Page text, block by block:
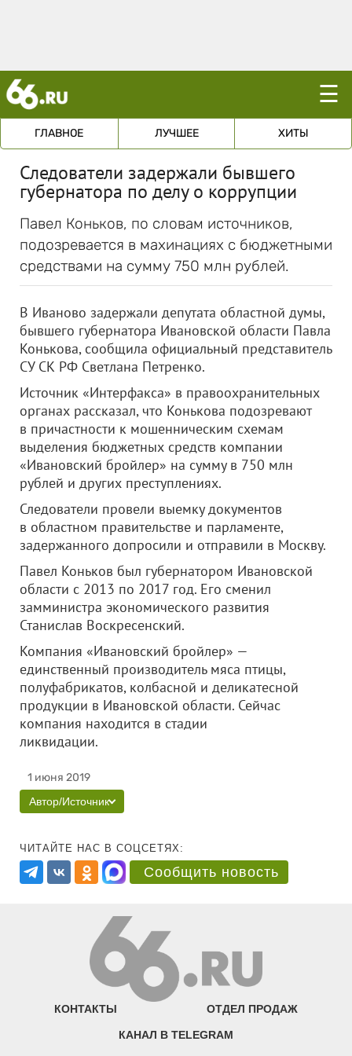
☰
ГЛАВНОЕ ЛУЧШЕЕ ХИТЫ
Следователи задержали бывшего
губернатора по делу о коррупции
Павел Коньков, по словам источников,
подозревается в махинациях с бюджетными
средствами на сумму 750 млн рублей.
В Иваново задержали депутата областной думы,
бывшего губернатора Ивановской области Павла
Конькова, сообщила официальный представитель
СУ СК РФ Светлана Петренко.
Источник «Интерфакса» в правоохранительных
органах рассказал, что Конькова подозревают
в причастности к мошенническим схемам
выделения бюджетных средств компании
«Ивановский бройлер» на сумму в 750 млн
рублей и других преступлениях.
Следователи провели выемку документов
в областном правительстве и парламенте,
задержанного допросили и отправили в Москву.
Павел Коньков был губернатором Ивановской
области с 2013 по 2017 год. Его сменил
замминистра экономического развития
Станислав Воскресенский.
Компания «Ивановский бройлер» —
единственный производитель мяса птицы,
полуфабрикатов, колбасной и деликатесной
продукции в Ивановской области. Сейчас
компания находится в стадии
ликвидации.
1 июня 2019
Автор/Источник
ЧИТАЙТЕ НАС В СОЦСЕТЯХ:
Сообщить новость
КОНТАКТЫ ОТДЕЛ ПРОДАЖ
КАНАЛ В TELEGRAM